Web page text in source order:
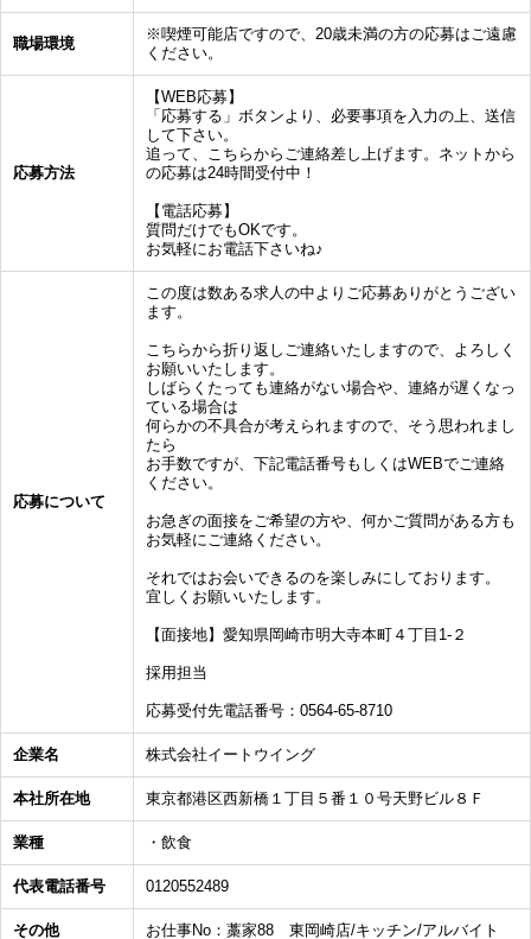
職場環境
※喫煙可能店ですので、20歳未満の方の応募はご遠慮
ください。
応募方法
【WEB応募】
「応募する」ボタンより、必要事項を入力の上、送信
して下さい。
追って、こちらからご連絡差し上げます。ネットから
の応募は24時間受付中！
【電話応募】
質問だけでもOKです。
お気軽にお電話下さいね♪
応募について
この度は数ある求人の中よりご応募ありがとうござい
ます。
こちらから折り返しご連絡いたしますので、よろしく
お願いいたします。
しばらくたっても連絡がない場合や、連絡が遅くなっ
ている場合は
何らかの不具合が考えられますので、そう思われまし
たら
お手数ですが、下記電話番号もしくはWEBでご連絡
ください。
お急ぎの面接をご希望の方や、何かご質問がある方も
お気軽にご連絡ください。
それではお会いできるのを楽しみにしております。
宜しくお願いいたします。
【面接地】愛知県岡崎市明大寺本町４丁目1‐２
採用担当
応募受付先電話番号：0564-65-8710
企業名 株式会社イートウイング
本社所在地 東京都港区西新橋１丁目５番１０号天野ビル８Ｆ
業種 ・飲食
代表電話番号 0120552489
その他 お仕事No：藁家88 東岡崎店/キッチン/アルバイト